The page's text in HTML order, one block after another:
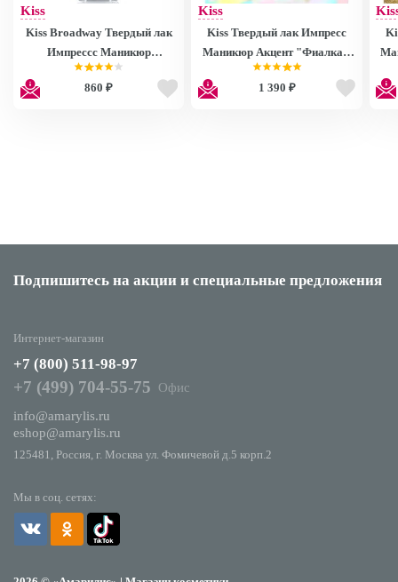
Kiss
Kiss Broadway Твердый лак
Импрессс Маникюр
"Звездная ночь", длина
короткая Impress Manicure
860 ₽
Kiss
Kiss Твердый лак Импресс
Маникюр Акцент "Фиалка",
длина короткая Impress
Manicure Power Up BIPA016
1 390 ₽
Подпишитесь на акции и специальные предложения
Мы в соц. сетях:
Интернет-магазин
+7 (800) 511-98-97
+7 (499) 704-55-75
Офис
info@amarylis.ru
eshop@amarylis.ru
125481, Россия, г. Москва ул. Фомичевой д.5 корп.2